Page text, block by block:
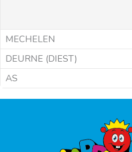
MECHELEN
DEURNE (DIEST)
AS